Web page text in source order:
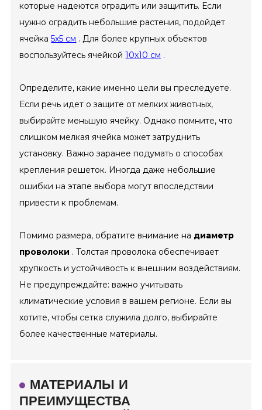
которые надеются оградить или защитить. Если
нужно оградить небольшие растения, подойдет
ячейка5х5 см . Для более крупных объектов
воспользуйтесь ячейкой10х10 см .
Определите, какие именно цели вы преследуете.
Если речь идет о защите от мелких животных,
выбирайте меньшую ячейку. Однако помните, что
слишком мелкая ячейка может затруднить
установку. Важно заранее подумать о способах
крепления решеток. Иногда даже небольшие
ошибки на этапе выбора могут впоследствии
привести к проблемам.
Помимо размера, обратите внимание на диаметр
проволоки . Толстая проволока обеспечивает
хрупкость и устойчивость к внешним воздействиям.
Не предупреждайте: важно учитывать
климатические условия в вашем регионе. Если вы
хотите, чтобы сетка служила долго, выбирайте
более качественные материалы.
МАТЕРИАЛЫ И
ПРЕИМУЩЕСТВА